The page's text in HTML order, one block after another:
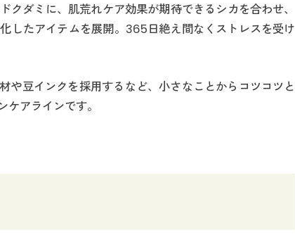
ダミに、肌荒れケア効果が期待できるシカを合わせ、
したアイテムを展開。365日絶え間なくストレスを受け
や豆インクを採用するなど、小さなことからコツコツと
アラインです。